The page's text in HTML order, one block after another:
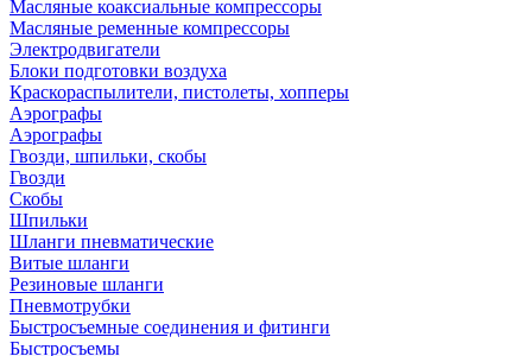
Масляные коаксиальные компрессоры
Масляные ременные компрессоры
Электродвигатели
Блоки подготовки воздуха
Краскораспылители, пистолеты, хопперы
Аэрографы
Аэрографы
Гвозди, шпильки, скобы
Гвозди
Скобы
Шпильки
Шланги пневматические
Витые шланги
Резиновые шланги
Пневмотрубки
Быстросъемные соединения и фитинги
Быстросъемы